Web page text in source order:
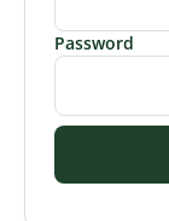
Password